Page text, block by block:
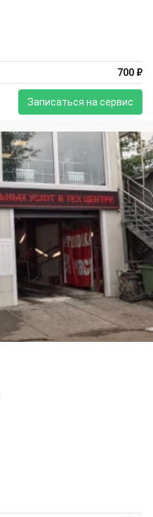
700 ₽
Записаться на сервис